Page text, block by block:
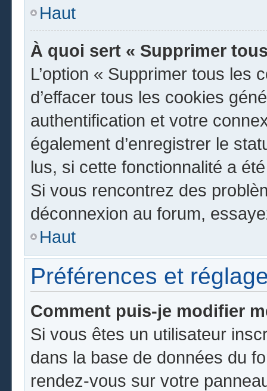
Haut
À quoi sert « Supprimer
L’option « Supprimer tous les
d’effacer tous les cookies
authentification et votre
également d’enregistrer le
lus, si cette fonctionnalité a
Si vous rencontrez des
déconnexion au forum,
Haut
Préférences et
Comment puis-je modifier
Si vous êtes un utilisateur
dans la base de données du
rendez-vous sur votre